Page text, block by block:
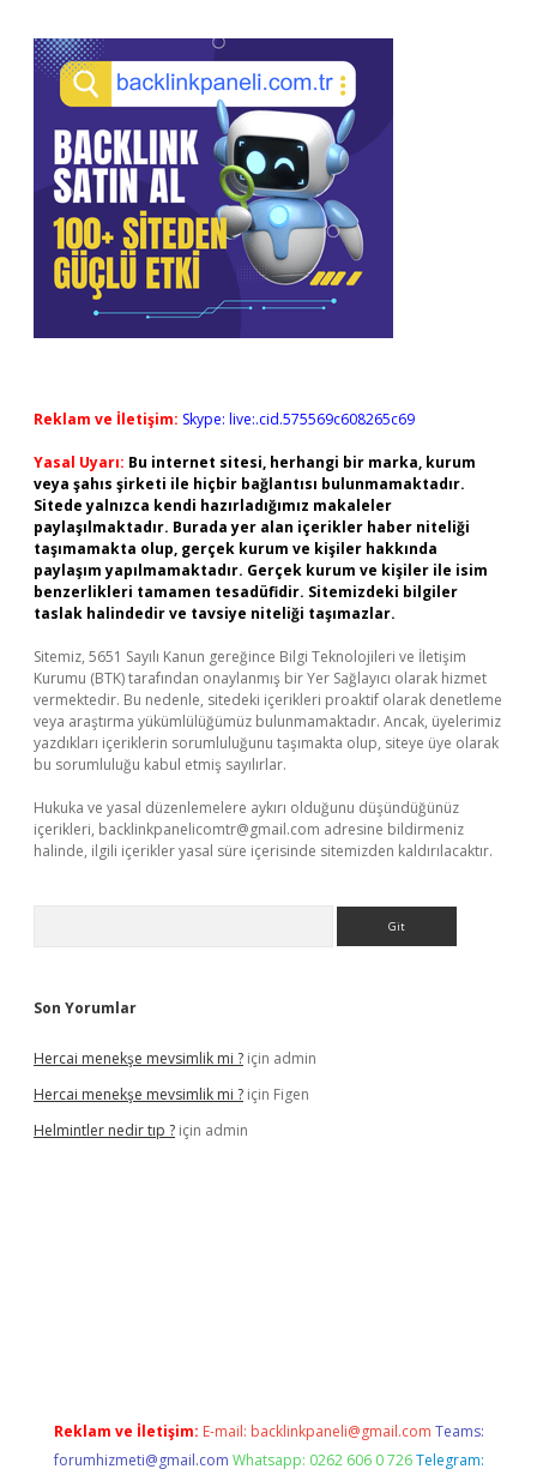
Reklam ve İletişim: Skype: live:.cid.575569c608265c69
Yasal Uyarı: Bu internet sitesi, herhangi bir marka, kurum
veya şahıs şirketi ile hiçbir bağlantısı bulunmamaktadır.
Sitede yalnızca kendi hazırladığımız makaleler
paylaşılmaktadır. Burada yer alan içerikler haber niteliği
taşımamakta olup, gerçek kurum ve kişiler hakkında
paylaşım yapılmamaktadır. Gerçek kurum ve kişiler ile isim
benzerlikleri tamamen tesadüfidir. Sitemizdeki bilgiler
taslak halindedir ve tavsiye niteliği taşımazlar.
Sitemiz, 5651 Sayılı Kanun gereğince Bilgi Teknolojileri ve İletişim
Kurumu (BTK) tarafından onaylanmış bir Yer Sağlayıcı olarak hizmet
vermektedir. Bu nedenle, sitedeki içerikleri proaktif olarak denetleme
veya araştırma yükümlülüğümüz bulunmamaktadır. Ancak, üyelerimiz
yazdıkları içeriklerin sorumluluğunu taşımakta olup, siteye üye olarak
bu sorumluluğu kabul etmiş sayılırlar.
Hukuka ve yasal düzenlemelere aykırı olduğunu düşündüğünüz
içerikleri, backlinkpanelicomtr@gmail.com adresine bildirmeniz
halinde, ilgili içerikler yasal süre içerisinde sitemizden kaldırılacaktır.
Son Yorumlar
Hercai menekşe mevsimlik mi ? için admin
Hercai menekşe mevsimlik mi ? için Figen
Helmintler nedir tıp ? için admin
Reklam ve İletişim: E-mail: backlinkpaneli@gmail.com Teams:
forumhizmeti@gmail.com Whatsapp: 0262 606 0 726 Telegram: